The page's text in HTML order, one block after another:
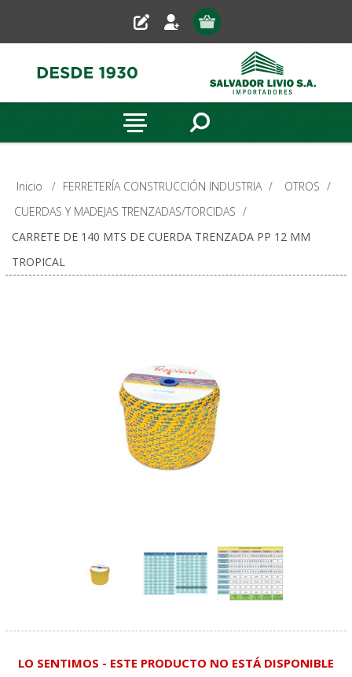
Inicio / FERRETERÍA CONSTRUCCIÓN INDUSTRIA / OTROS /
CUERDAS Y MADEJAS TRENZADAS/TORCIDAS /
CARRETE DE 140 MTS DE CUERDA TRENZADA PP 12 MM
TROPICAL
LO SENTIMOS - ESTE PRODUCTO NO ESTÁ DISPONIBLE